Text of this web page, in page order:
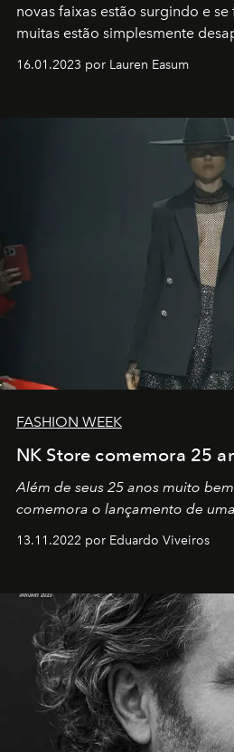
novas faixas estão surgindo e
muitas estão simplesmente
transportador AMTD abrindo
por propósitos, com um claro
16.01.2023 por Lauren Easum
FASHION WEEK
NK Store comemora 25
Além de seus 25 anos muito
comemora o lançamento de
13.11.2022 por Eduardo Viveiros